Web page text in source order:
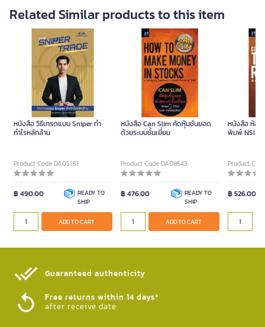
Related Similar products to this item
หนังสือ วิธีเทรดแบบ Sniper ทำ
กำไรหลักล้าน
Product Code DA05187
฿ 490.00
READY TO
SHIP
ADD TO CART
หนังสือ Can Slim คัดหุ้นชั้นยอด
ด้วยระบบชั้นเยี่ยม
Product Code DA08643
฿ 476.00
READY TO
SHIP
ADD TO CART
หนังสือ ห้อง
พิมพ์ NSIX
Product
฿ 526.00
Guaranteed authenticity​
Free returns within 14 days*
after receive date